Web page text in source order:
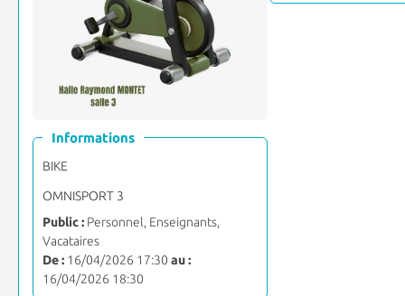
Informations
BIKE
OMNISPORT 3
Public :Personnel, Enseignants,
Vacataires
De :16/04/2026 17:30 au :
16/04/2026 18:30